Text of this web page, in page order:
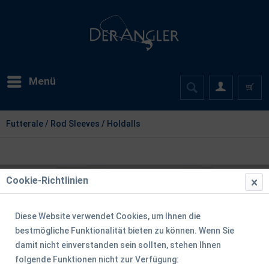
Menü
Futterale / Rod Sleeves / Holdalls
Cookie-Richtlinien
Diese Website verwendet Cookies, um Ihnen die
bestmögliche Funktionalität bieten zu können. Wenn Sie
damit nicht einverstanden sein sollten, stehen Ihnen
folgende Funktionen nicht zur Verfügung: